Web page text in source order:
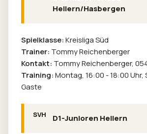
Hellern/Hasbergen
Spielklasse:Kreisliga Süd
Trainer: Tommy Reichenberger
Kontakt: Tommy Reichenberger,
Training:Montag, 16:00 - 18:00
Gaste
D1-Junioren Hellern